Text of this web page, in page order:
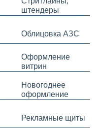
штендеры
Облицовка АЗС
Оформление
витрин
Новогоднее
оформление
Рекламные щиты